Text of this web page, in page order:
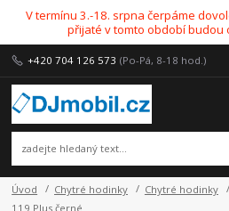
V termínu 3.-18. srpna čerpáme
přijaté v tomto období budou
+420 704 126 573 (Po-Pá, 8-18 hod.)
Úvod Chytré hodinky Chytré hodinky
119 Plus černé